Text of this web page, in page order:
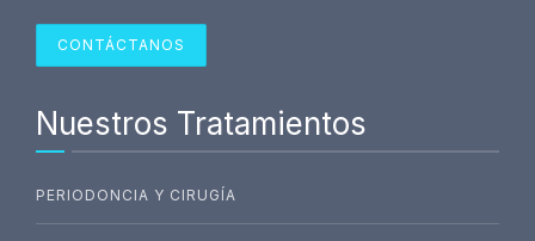
CONTÁCTANOS
Nuestros Tratamientos
PERIODONCIA Y CIRUGÍA